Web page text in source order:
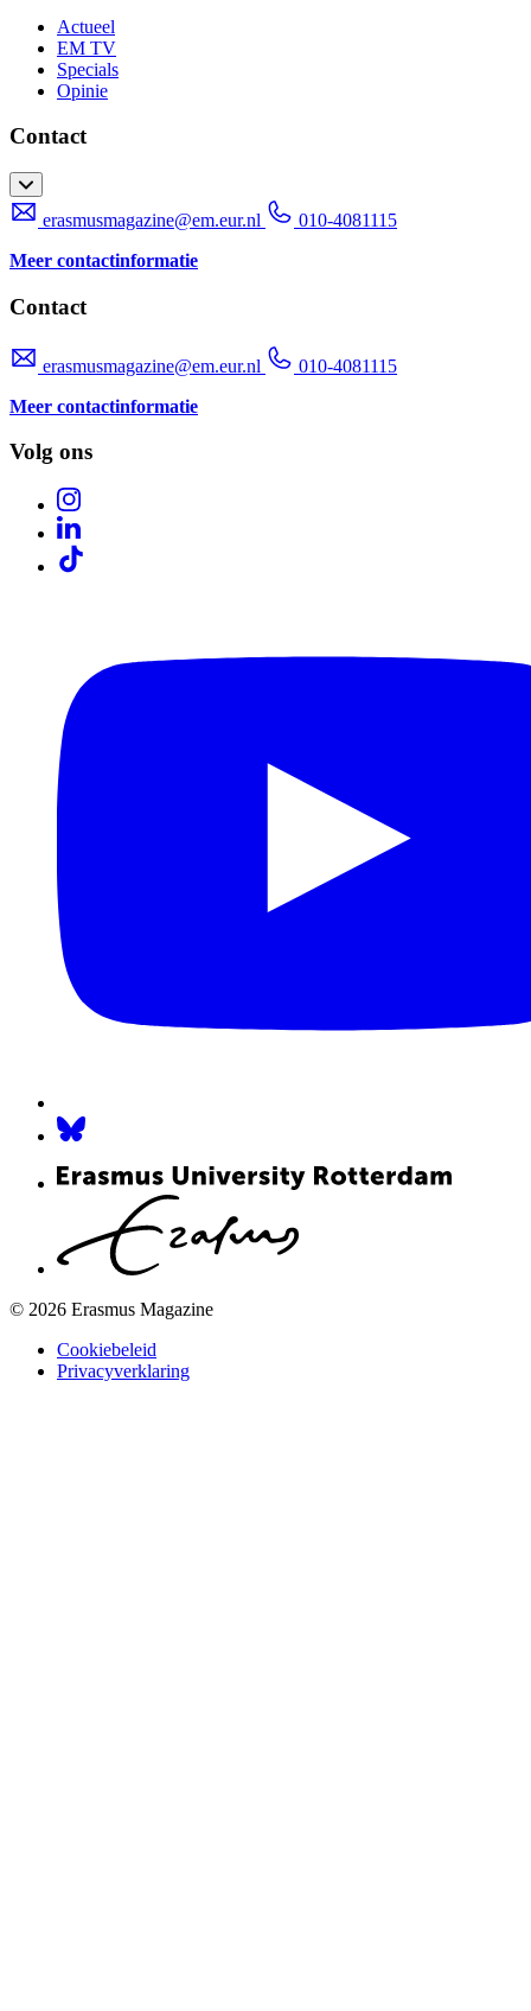
Actueel
EM TV
Specials
Opinie
Contact
erasmusmagazine@em.eur.nl
010-4081115
Meer contactinformatie
Contact
erasmusmagazine@em.eur.nl
010-4081115
Meer contactinformatie
Volg ons
© 2026 Erasmus Magazine
Cookiebeleid
Privacyverklaring